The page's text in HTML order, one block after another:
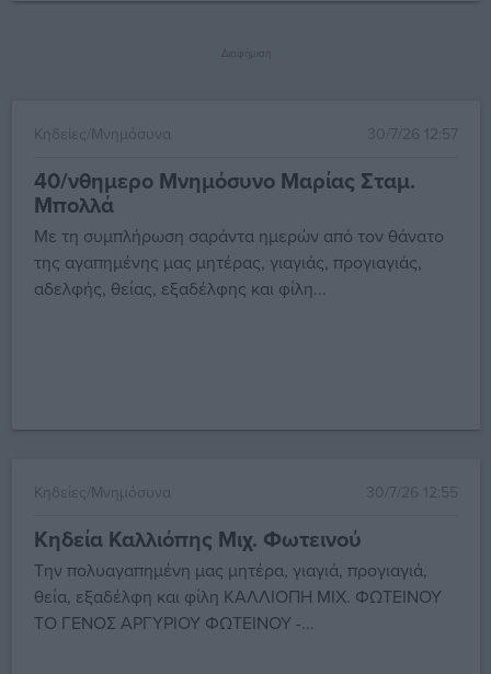
Διαφήμιση
Κηδείες/Μνημόσυνα 30/7/26 12:57
40/νθημερο Μνημόσυνο Μαρίας Σταμ.
Μπολλά
Με τη συμπλήρωση σαράντα ημερών από τον θάνατο
της αγαπημένης μας μητέρας, γιαγιάς, προγιαγιάς,
αδελφής, θείας, εξαδέλφης και φίλη...
Κηδείες/Μνημόσυνα 30/7/26 12:55
Κηδεία Καλλιόπης Μιχ. Φωτεινού
Την πολυαγαπημένη μας μητέρα, γιαγιά, προγιαγιά,
θεία, εξαδέλφη και φίλη ΚΑΛΛΙΟΠΗ ΜΙΧ. ΦΩΤΕΙΝΟΥ
ΤΟ ΓΕΝΟΣ ΑΡΓΥΡΙΟΥ ΦΩΤΕΙΝΟΥ -...